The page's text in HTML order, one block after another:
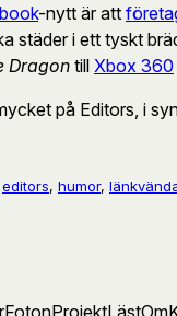
-nytt är att
städer i ett tyskt
Dragontill Xbox 360
på Editors, i
editors, humor,
FotonProjektLästOm